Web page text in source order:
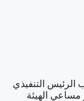
الرئيس التنفيذي
مساعي الهيئة